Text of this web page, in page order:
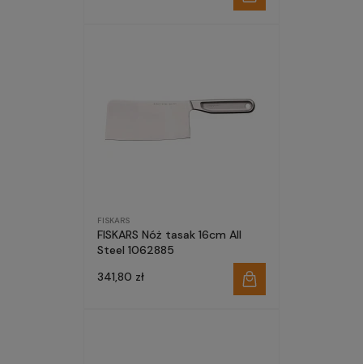
FISKARS
FISKARS Nóż tasak 16cm All
Steel 1062885
341,80 zł